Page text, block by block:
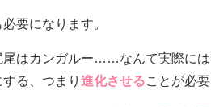
要になります。
はカンガルー……なんて実際に
る、つまり 進化させることが必